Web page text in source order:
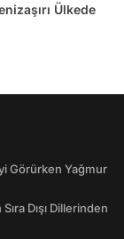
Ülkede
Görürken Yağmur
Dışı Dillerinden